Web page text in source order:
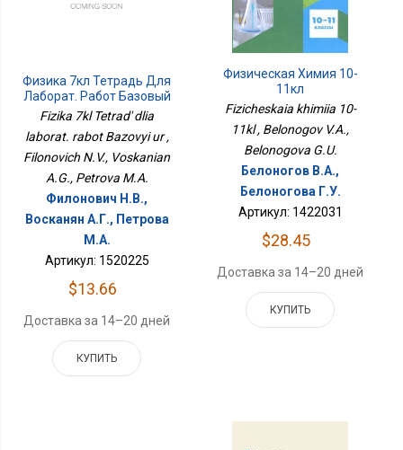
Физика 7кл Тетрадь Для
Лаборат. Работ Базовый
Ур
Fizika 7kl Tetrad' dlia
laborat. rabot Bazovyi ur ,
Filonovich N.V., Voskanian
A.G., Petrova M.A.
Филонович Н.В.,
Восканян А.Г., Петрова
М.А.
Артикул: 1520225
$13.66
Доставка за 14–20 дней
КУПИТЬ
Физическая Химия 10-
11кл
Fizicheskaia khimiia 10-
11kl , Belonogov V.A.,
Belonogova G.U.
Белоногов В.А.,
Белоногова Г.У.
Артикул: 1422031
$28.45
Доставка за 14–20 дней
КУПИТЬ